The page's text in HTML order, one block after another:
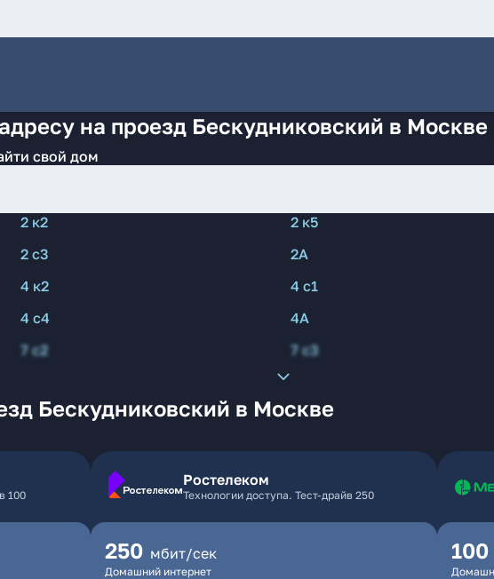
на проезд Бескудниковский в Москве
свой дом
2 к2 2 к5
2 с3 2А
4 к2 4 с1
4 с4 4А
7 с2 7 с3
Бескудниковский в Москве
100
Ростелеком
Технологии доступа. Тест-драйв 250
250 мбит/сек
Домашний интернет
100